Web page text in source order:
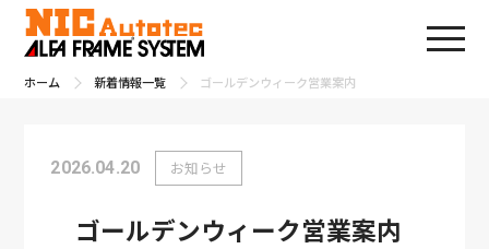
ホーム 新着情報一覧 ゴールデンウィーク営業案内
2026.04.20 お知らせ
ゴールデンウィーク営業案内